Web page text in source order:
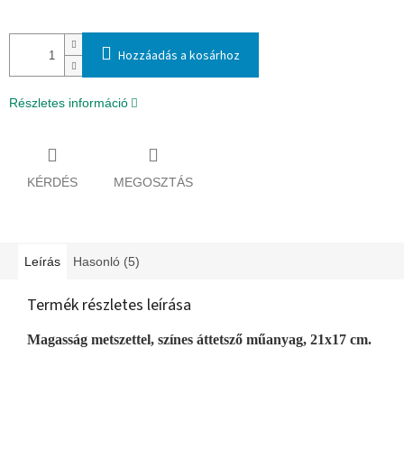
Hozzáadás a kosárhoz
Részletes információ
KÉRDÉS MEGOSZTÁS
Leírás Hasonló (5)
Termék részletes leírása
Magasság metszettel, színes áttetsző műanyag, 21x17 cm.